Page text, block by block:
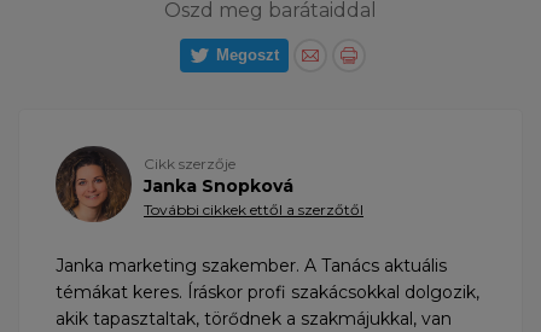
Oszd meg barátaiddal
Megoszt
Cikk szerzője
Janka Snopková
További cikkek ettől a szerzőtől
Janka marketing szakember. A Tanács aktuális
témákat keres. Íráskor profi szakácsokkal dolgozik,
akik tapasztaltak, törődnek a szakmájukkal, van